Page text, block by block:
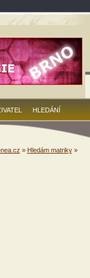
HLEDÁNÍ
» Hledám matriky»